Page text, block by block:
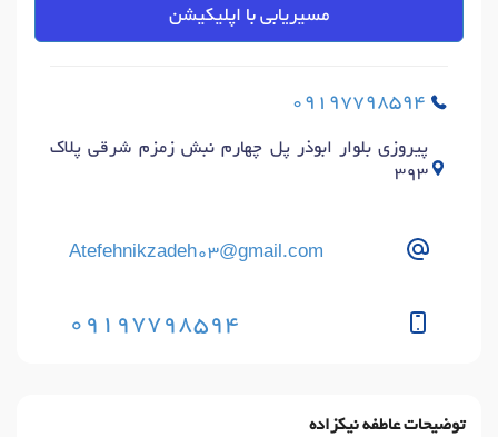
مسیریابی با اپلیکیشن
09197798594
پیروزی بلوار ابوذر پل چهارم نبش زمزم شرقی پلاک
393
Atefehnikzadeh03@gmail.com
09197798594
توضیحات عاطفه نیکزاده